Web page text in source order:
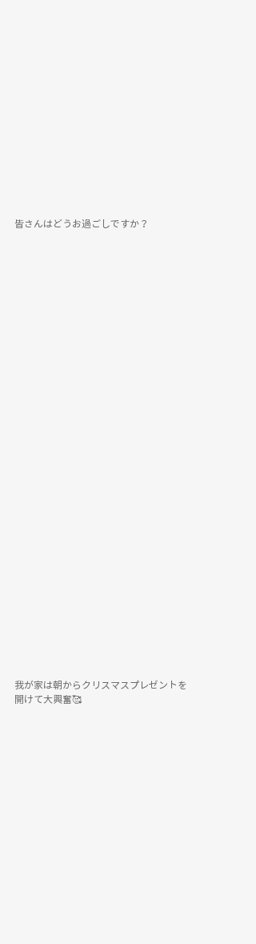
皆さんはどうお過ごしですか？
我が家は朝からクリスマスプレゼントを
開けて大興奮🥰